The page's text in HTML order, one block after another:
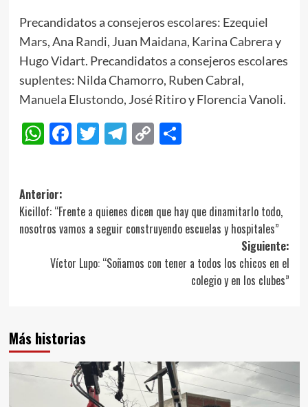
Precandidatos a consejeros escolares: Ezequiel
Mars, Ana Randi, Juan Maidana, Karina Cabrera y
Hugo Vidart. Precandidatos a consejeros escolares
suplentes: Nilda Chamorro, Ruben Cabral,
Manuela Elustondo, José Ritiro y Florencia Vanoli.
WhatsApp
Facebook
Twitter
Telegram
CopyCompartir
Navegación
de
entradas
Anterior:
Kicillof: “Frente a quienes dicen que hay que dinamitarlo todo,
nosotros vamos a seguir construyendo escuelas y hospitales”
Siguiente:
Víctor Lupo: “Soñamos con tener a todos los chicos en el
colegio y en los clubes”
Más historias